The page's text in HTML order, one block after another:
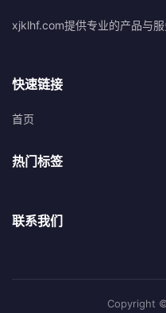
xjklhf.com提供专业的产品与服
快速链接
首页
热门标签
联系我们
Copyright